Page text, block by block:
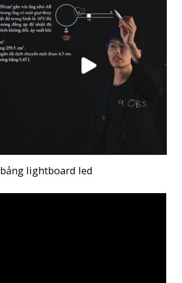
bảng lightboard led